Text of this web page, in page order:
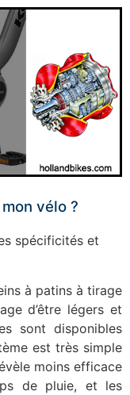
vélo ?
spécificités et
à patins à tirage
d’être légers et
sont disponibles
est très simple
moins efficace
de pluie, et les